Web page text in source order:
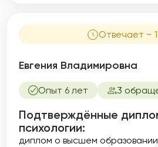
Отвечает ~
Евгения Владимировна
Опыт 6 лет 3
Подтверждённые
психологии:
диплом о высшем образовании